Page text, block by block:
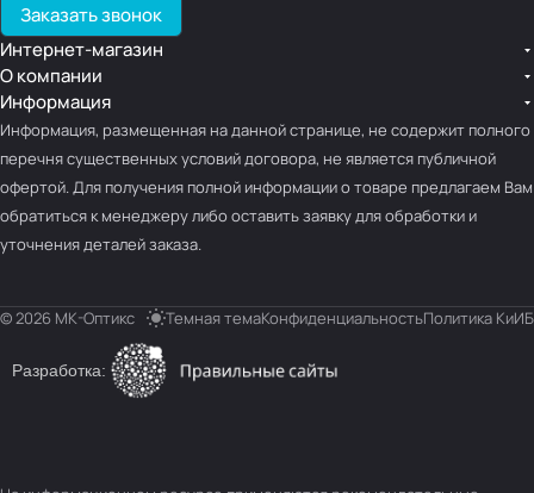
Заказать звонок
Интернет-магазин
О компании
Информация
Информация, размещенная на данной странице, не содержит полного
перечня существенных условий договора, не является публичной
офертой. Для получения полной информации о товаре предлагаем Вам
обратиться к менеджеру либо оставить заявку для обработки и
уточнения деталей заказа.
© 2026 МК-Оптикс Темная темаКонфиденциальностьПолитика КиИБ
Разработка: